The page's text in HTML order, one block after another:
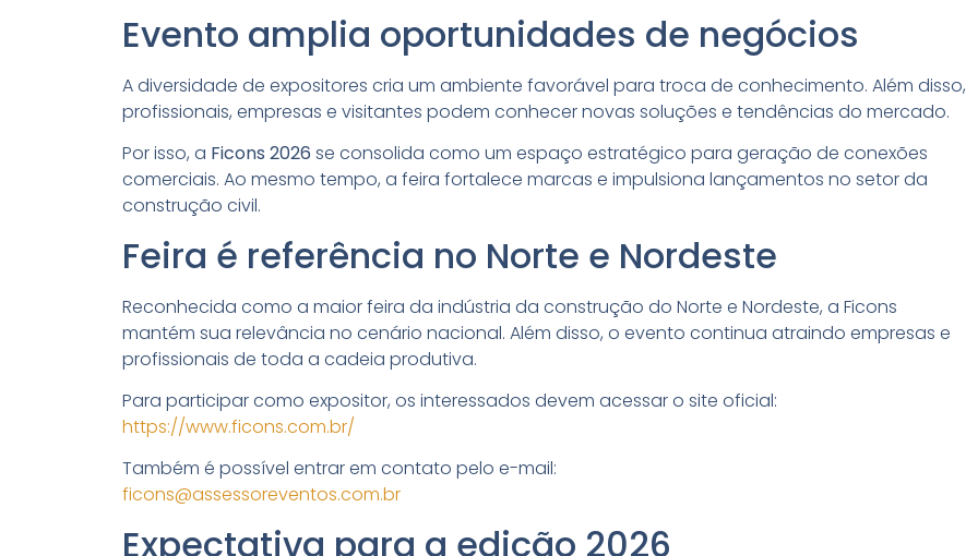
Evento amplia oportunidades de negócios
A diversidade de expositores cria um ambiente favorável para troca de conhecimento. Além disso,
profissionais, empresas e visitantes podem conhecer novas soluções e tendências do mercado.
Por isso, a Ficons 2026 se consolida como um espaço estratégico para geração de conexões
comerciais. Ao mesmo tempo, a feira fortalece marcas e impulsiona lançamentos no setor da
construção civil.
Feira é referência no Norte e Nordeste
Reconhecida como a maior feira da indústria da construção do Norte e Nordeste, a Ficons
mantém sua relevância no cenário nacional. Além disso, o evento continua atraindo empresas e
profissionais de toda a cadeia produtiva.
Para participar como expositor, os interessados devem acessar o site oficial:
https://www.ficons.com.br/
Também é possível entrar em contato pelo e-mail:
ficons@assessoreventos.com.br
Expectativa para a edição 2026